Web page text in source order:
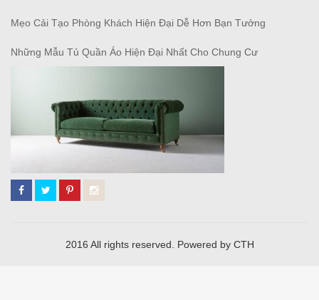
Mẹo Cải Tạo Phòng Khách Hiện Đại Dễ Hơn Bạn Tưởng
Những Mẫu Tủ Quần Áo Hiện Đại Nhất Cho Chung Cư
2016 All rights reserved. Powered by CTH